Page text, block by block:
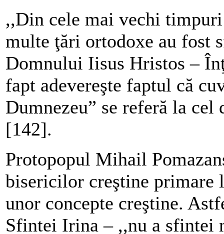
,,Din cele mai vechi
multe ţări ortodoxe au fost
Domnului Iisus Hristos –
fapt adevereşte faptul că
Dumnezeu” se referă la
[142].
Protopopul Mihail
bisericilor creştine primare
unor concepte creştine.
Sfintei Irina – ,,nu a sfintei